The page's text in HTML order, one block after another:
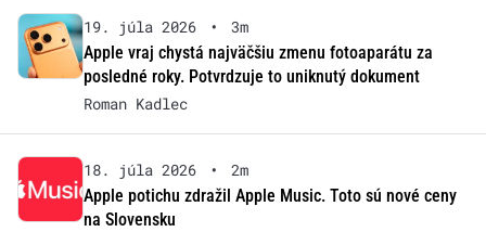
19. júla 2026 •
3m
Apple vraj chystá najväčšiu zmenu fotoaparátu za
posledné roky. Potvrdzuje to uniknutý dokument
Roman Kadlec
18. júla 2026 •
2m
Apple potichu zdražil Apple Music. Toto sú nové ceny
na Slovensku